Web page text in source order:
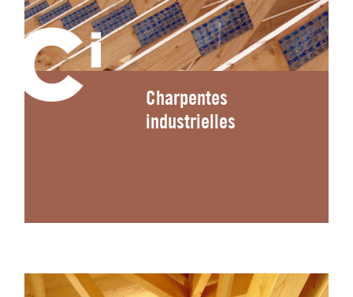
Charpentes
industrielles